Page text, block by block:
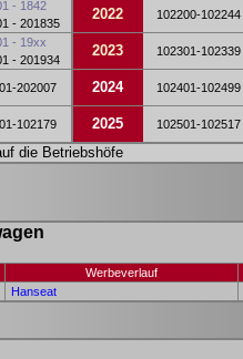
- 1842
- 201835
2022 102200-102244
- 19xx
- 201934
2023 102301-102339
202007 2024 102401-102499
102179 2025 102501-102517
die Betriebshöfe
Werbeverlauf
Hanseat